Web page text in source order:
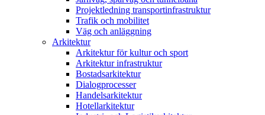
Projektledning transportinfrastruktur
Trafik och mobilitet
Väg och anläggning
Arkitektur
Arkitektur för kultur och sport
Arkitektur infrastruktur
Bostadsarkitektur
Dialogprocesser
Handelsarkitektur
Hotellarkitektur